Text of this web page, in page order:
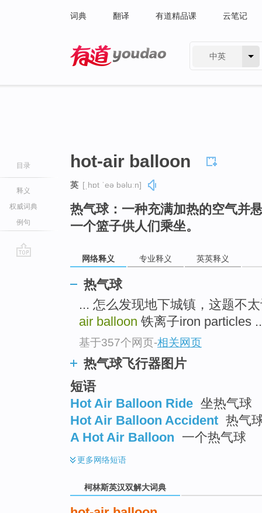
词典 翻译 有道精品课 云笔记
中英
目录
释义
权威词典
例句
hot-air balloon
英 [ˌhɒt ˈeə bəluːn]
热气球：一种充满加热的空气并
一个篮子供人们乘坐。
网络释义 专业释义 英英释义
热气球
... 怎么发现地下城镇，这题不
air balloon 铁离子iron particles
基于357个网页-相关网页
热气球飞行器图片
短语
Hot Air Balloon Ride 坐热气球
Hot Air Balloon Accident 热气
A Hot Air Balloon 一个热气球
更多网络短语
柯林斯英汉双解大词典